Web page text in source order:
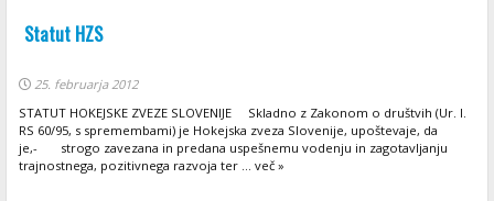
Statut HZS
25. februarja 2012
STATUT HOKEJSKE ZVEZE SLOVENIJE Skladno z Zakonom o društvih (Ur. l.
RS 60/95, s spremembami) je Hokejska zveza Slovenije, upoštevaje, da
je,- strogo zavezana in predana uspešnemu vodenju in zagotavljanju
trajnostnega, pozitivnega razvoja ter ... več »